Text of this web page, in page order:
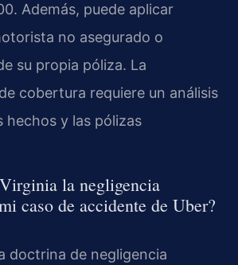
Además, puede aplicar
no asegurado o
su propia póliza. La
cobertura requiere un análisis
hechos y las pólizas
la negligencia
caso de accidente de Uber?
doctrina de negligencia